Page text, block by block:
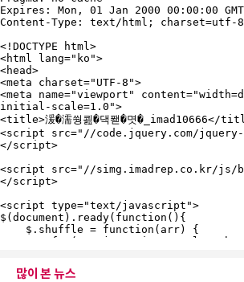
많이 본 뉴스